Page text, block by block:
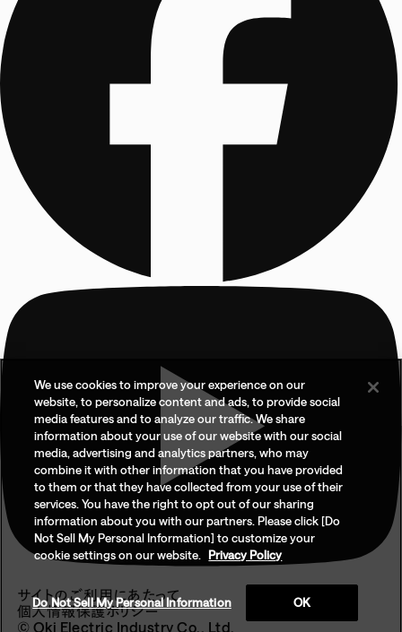
サイトのご利用にあたって
個人情報保護ポリシー
© Oki Electric Industry Co., Ltd.
We use cookies to improve your experience on our
website, to personalize content and ads, to provide social
media features and to analyze our traffic. We share
information about your use of our website with our social
media, advertising and analytics partners, who may
combine it with other information that you have provided
to them or that they have collected from your use of their
services. You have the right to opt out of our sharing
information about you with our partners. Please click [Do
Not Sell My Personal Information] to customize your
cookie settings on our website.
Privacy Policy
Do Not Sell My Personal Information OK